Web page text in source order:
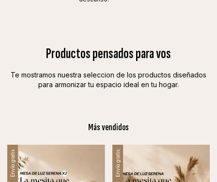
Productos pensados para vos
Te mostramos nuestra seleccion de los productos diseñados
para armonizar tu espacio ideal en tu hogar.
Más vendidos
Envío gratis Envío gratis